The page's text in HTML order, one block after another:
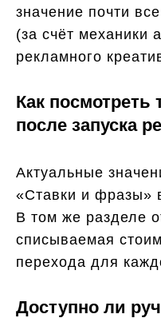
значение почти
(за счёт механики
рекламного
Как посмотреть
после запуска
Актуальные
«Ставки и фразы»
В том же разделе
списываемая
перехода для
Доступно ли